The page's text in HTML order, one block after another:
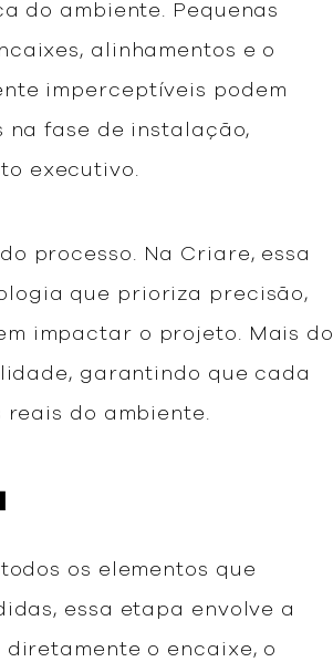
do ambiente. Pequenas
alinhamentos e o
imperceptíveis podem
na fase de instalação,
executivo.
processo. Na Criare, essa
que prioriza precisão,
impactar o projeto. Mais do
garantindo que cada
do ambiente.
os elementos que
essa etapa envolve a
o encaixe, o